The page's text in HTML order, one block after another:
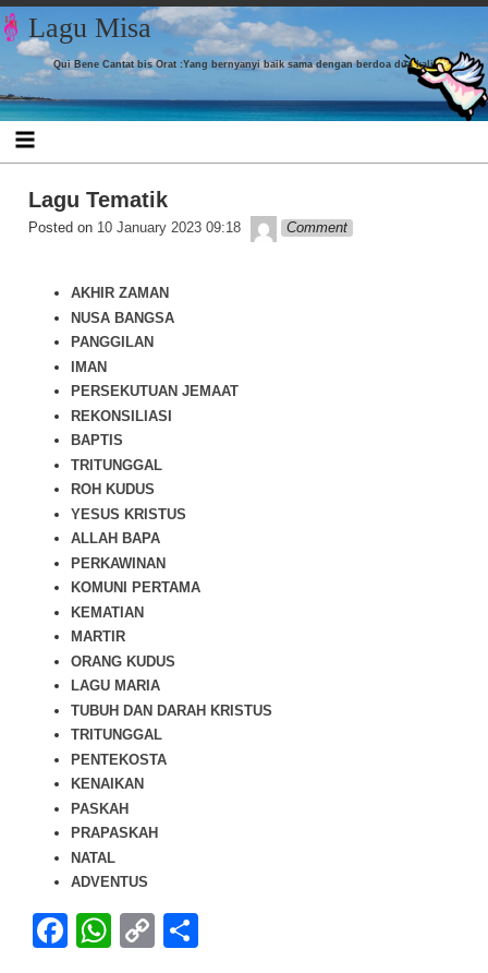
Skip to content
Lagu Misa
Qui Bene Cantat bis Orat :Yang bernyanyi baik sama dengan berdoa dua kali
Lagu Tematik
Posted on 10 January 2023 09:18 admin
Comment
AKHIR ZAMAN
NUSA BANGSA
PANGGILAN
IMAN
PERSEKUTUAN JEMAAT
REKONSILIASI
BAPTIS
TRITUNGGAL
ROH KUDUS
YESUS KRISTUS
ALLAH BAPA
PERKAWINAN
KOMUNI PERTAMA
KEMATIAN
MARTIR
ORANG KUDUS
LAGU MARIA
TUBUH DAN DARAH KRISTUS
TRITUNGGAL
PENTEKOSTA
KENAIKAN
PASKAH
PRAPASKAH
NATAL
ADVENTUS
Facebook
WhatsApp
Copy